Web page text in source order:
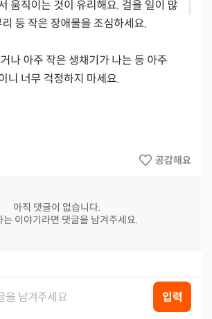
공감해요
아직 댓글이 없습니다.
는 이야기라면 댓글을 남겨주세요.
입력